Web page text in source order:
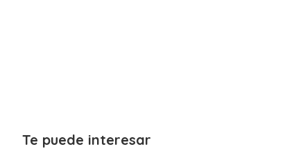
Te puede interesar